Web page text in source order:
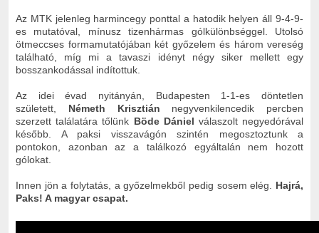
Az MTK jelenleg harmincegy ponttal a hatodik helyen áll 9-4-9-
es mutatóval, mínusz tizenhármas gólkülönbséggel. Utolsó
ötmeccses formamutatójában két győzelem és három vereség
található, míg mi a tavaszi idényt négy siker mellett egy
bosszankodással indítottuk.
Az idei évad nyitányán, Budapesten 1-1-es döntetlen
született,
Németh Krisztián
negyvenkilencedik percben
szerzett találatára tőlünk Böde Dániel válaszolt negyedórával
később. A paksi visszavágón szintén megosztoztunk a
pontokon, azonban az a találkozó egyáltalán nem hozott
gólokat.
Innen jön a folytatás, a győzelmekből pedig sosem elég. Hajrá,
Paks! A magyar csapat.